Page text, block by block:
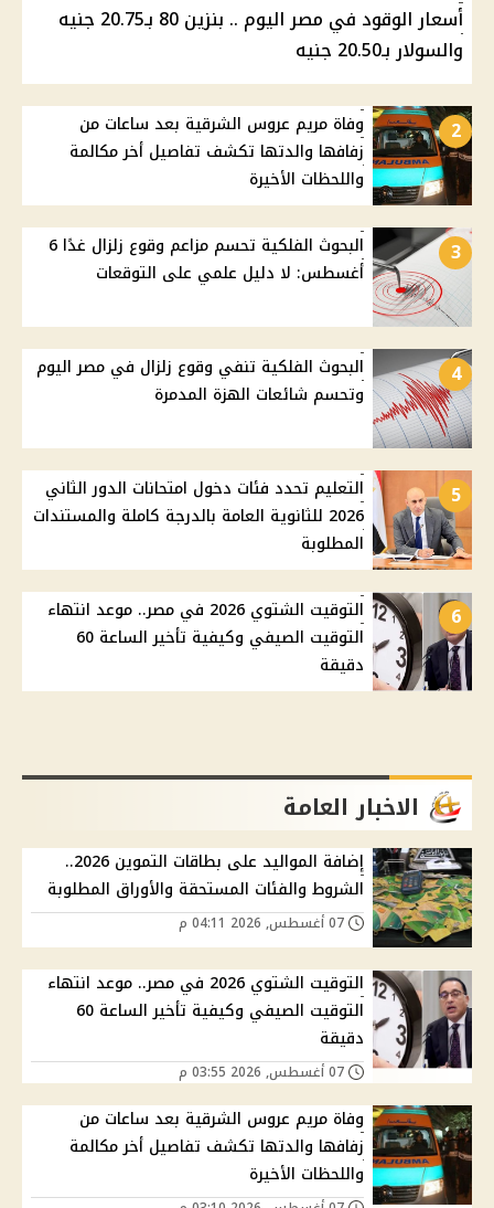
أسعار الوقود في مصر اليوم .. بنزين 80 بـ20.75 جنيه
والسولار بـ20.50 جنيه
2
وفاة مريم عروس الشرقية بعد ساعات من
زفافها والدتها تكشف تفاصيل أخر مكالمة
واللحظات الأخيرة
3
البحوث الفلكية تحسم مزاعم وقوع زلزال غدًا 6
أغسطس: لا دليل علمي على التوقعات
4
البحوث الفلكية تنفي وقوع زلزال في مصر اليوم
وتحسم شائعات الهزة المدمرة
5
التعليم تحدد فئات دخول امتحانات الدور الثاني
2026 للثانوية العامة بالدرجة كاملة والمستندات
المطلوبة
6
التوقيت الشتوي 2026 في مصر.. موعد انتهاء
التوقيت الصيفي وكيفية تأخير الساعة 60
دقيقة
الاخبار العامة
إضافة المواليد على بطاقات التموين 2026..
الشروط والفئات المستحقة والأوراق المطلوبة
التوقيت الشتوي 2026 في مصر.. موعد انتهاء
التوقيت الصيفي وكيفية تأخير الساعة 60
دقيقة
وفاة مريم عروس الشرقية بعد ساعات من
زفافها والدتها تكشف تفاصيل أخر مكالمة
واللحظات الأخيرة